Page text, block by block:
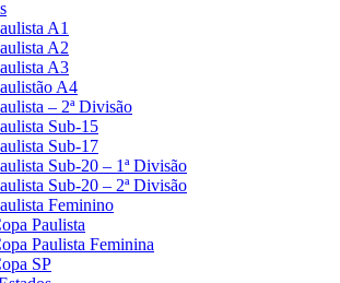
A1
A2
A3
A4
– 2ª Divisão
Sub-15
Sub-17
Sub-20 – 1ª Divisão
Sub-20 – 2ª Divisão
Feminino
Paulista
Paulista Feminina
SP